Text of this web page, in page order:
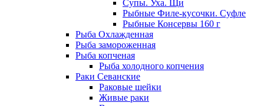
Супы. Уха. Щи
Рыбные Филе-кусочки. Суфле
Рыбные Консервы 160 г
Рыба Охлажденная
Рыба замороженная
Рыба копченая
Рыба холодного копчения
Раки Севанские
Раковые шейки
Живые раки